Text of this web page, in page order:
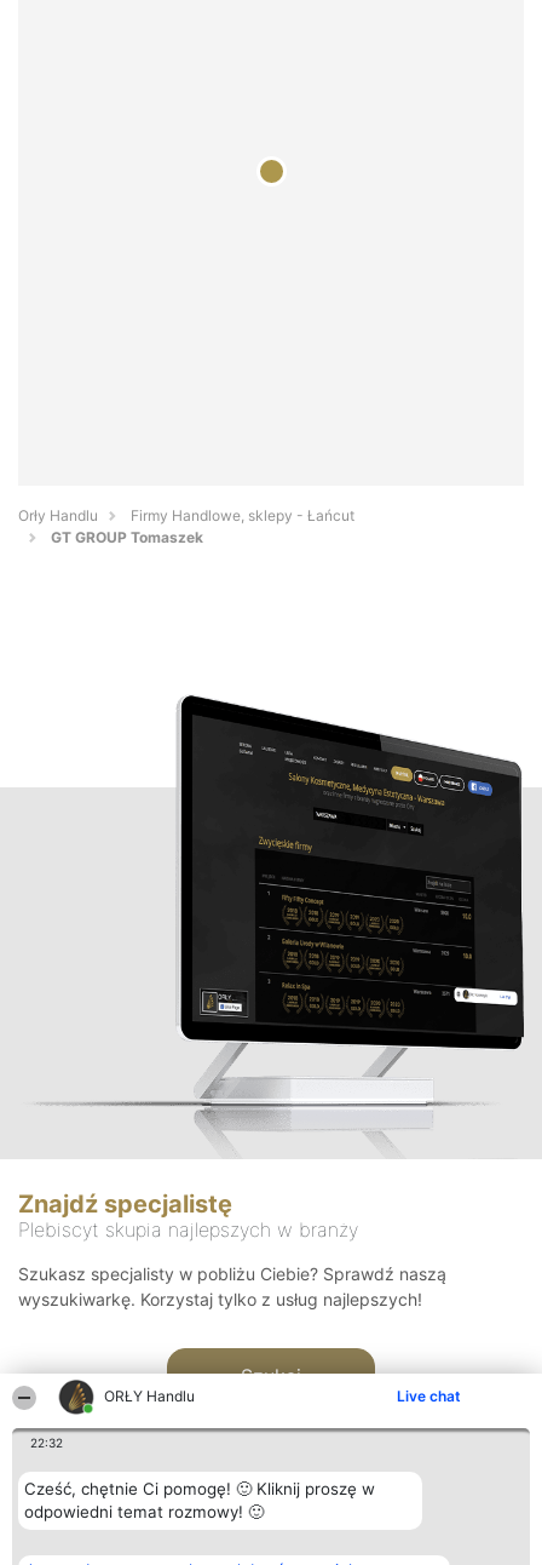
ORŁY Handlu Live chat
22:32
Cześć, chętnie Ci pomogę! 🙂 Kliknij proszę w
odpowiedni temat rozmowy! 🙂
Orły Handlu
Firmy Handlowe, sklepy - Łańcut
GT GROUP Tomaszek
Znajdź specjalistę
Plebiscyt skupia najlepszych w branży
Szukasz specjalisty w pobliżu Ciebie? Sprawdź naszą
wyszukiwarkę. Korzystaj tylko z usług najlepszych!
Szukaj
Organizator plebiscytu Plebiscyt Kontakt